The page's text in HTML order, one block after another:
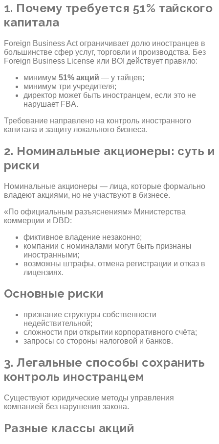
1. Почему требуется 51% тайского
капитала
Foreign Business Act ограничивает долю иностранцев в
большинстве сфер услуг, торговли и производства. Без
Foreign Business License или BOI действует правило:
минимум 51% акций — у тайцев;
минимум три учредителя;
директор может быть иностранцем, если это не
нарушает FBA.
Требование направлено на контроль иностранного
капитала и защиту локального бизнеса.
2. Номинальные акционеры: суть и
риски
Номинальные акционеры — лица, которые формально
владеют акциями, но не участвуют в бизнесе.
«По официальным разъяснениям» Министерства
коммерции и DBD:
фиктивное владение незаконно;
компании с номиналами могут быть признаны
иностранными;
возможны штрафы, отмена регистрации и отказ в
лицензиях.
Основные риски
признание структуры собственности
недействительной;
сложности при открытии корпоративного счёта;
запросы со стороны налоговой и банков.
3. Легальные способы сохранить
контроль иностранцем
Существуют юридические методы управления
компанией без нарушения закона.
Разные классы акций